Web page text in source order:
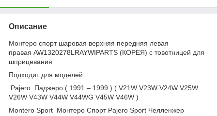
Описание
Монтеро спорт шаровая верхняя передняя левая
правая AW1320278LRAYWIPARTS (КОРЕЯ) с товотницей для
шприцевания
Подходит для моделей:
Pajero Паджеро ( 1991 – 1999 ) ( V21W V23W V24W V25W
V26W V43W V44W V44WG V45W V46W )
Montero Sport Монтеро Спорт Pajero Sport Челленжер